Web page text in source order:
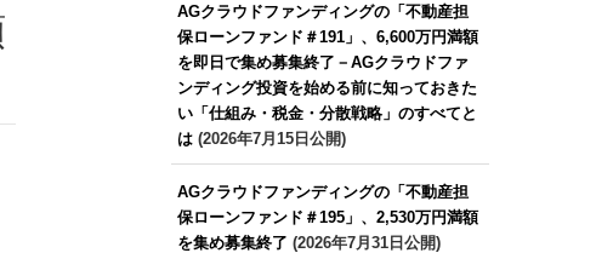
AGクラウドファンディングの「不動産担
保ローンファンド＃191」、6,600万円満額
を即日で集め募集終了－AGクラウドファ
ンディング投資を始める前に知っておきた
い「仕組み・税金・分散戦略」のすべてと
は(2026年7月15日公開)
AGクラウドファンディングの「不動産担
保ローンファンド＃195」、2,530万円満額
を集め募集終了 (2026年7月31日公開)